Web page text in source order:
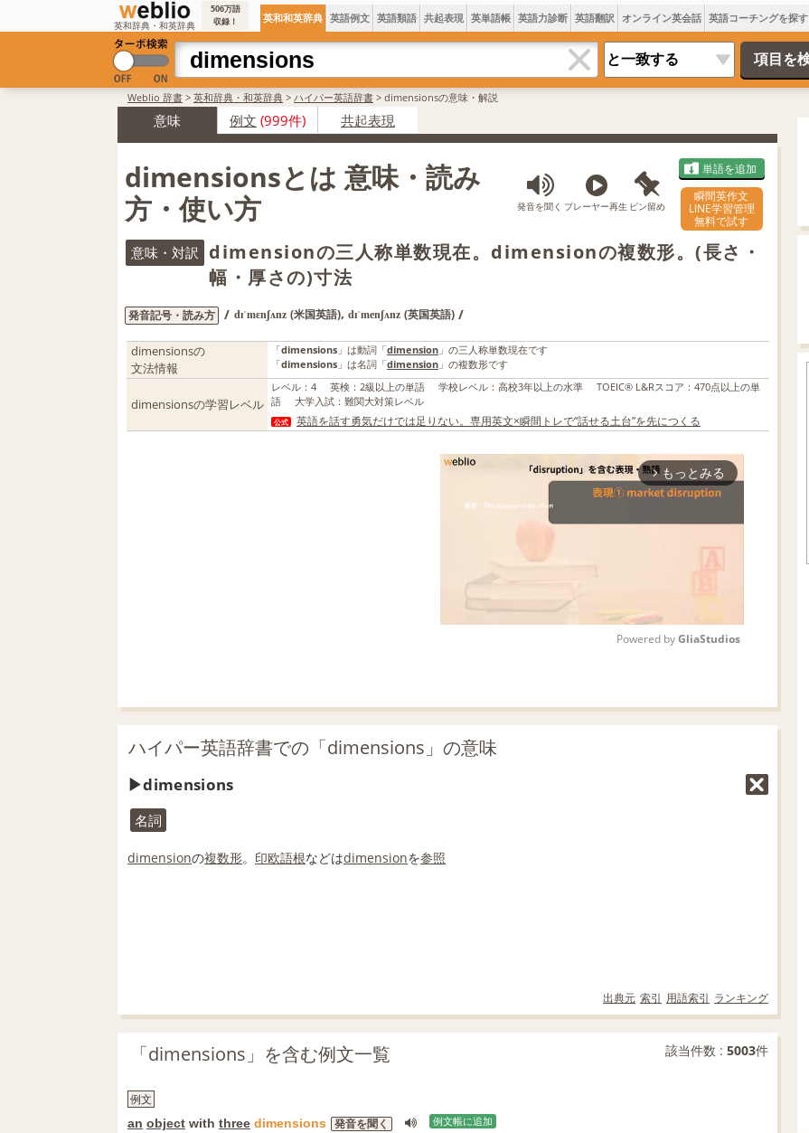
英和辞典・和英辞典
506万語
収録！
英和和英辞典 英語例文 英語類語 共起表現 英単語帳 英語力診断 英語翻訳 オンライン英会話 英語コーチングを探す
Weblio 辞書 > 英和辞典・和英辞典 > ハイパー英語辞書 > dimensionsの意味・解説
意味 例文 (999件) 共起表現
dimensionsとは 意味・読み
方・使い方
発音を聞く プレーヤー再生 ピン留め
単語を追加
瞬間英作文
LINE学習管理
無料で試す
意味・対訳
dimensionの三人称単数現在。dimensionの複数形。(長さ・
幅・厚さの)寸法
発音記号・読み方 / dɪˈmɛnʃʌnz (米国英語), dɪˈmenʃʌnz (英国英語) /
dimensionsの
文法情報
「dimensions 」は動詞「dimension 」の三人称単数現在です
「dimensions 」は名詞「dimension 」の複数形です
dimensionsの学習レベル
レベル ： 4 英検 ： 2級以上の単語 学校レベル ： 高校3年以上の水準 TOEIC® L&Rスコア ： 470点以上の単
語
大学入試 ： 難関大対策レベル
公式 英語を話す勇気だけでは足りない。専用英文×瞬間トレで“話せる土台”を先につくる
arrow_forward_ios もっとみる
Powered by GliaStudios
ハイパー英語辞書での「dimensions」の意味
dimensions
名詞
dimensionの複数形。 印欧語根などはdimensionを参照
出典元 索引 用語索引 ランキング
「dimensions」を含む例文一覧 該当件数 : 5003件
例文
an object with three dimensions 発音を聞く 例文帳に追加